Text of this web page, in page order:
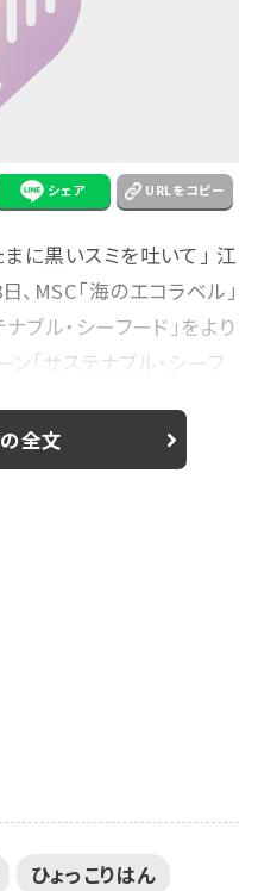
シェア URLをコピー
に黒いスミを吐いて」 江
MSC「海のエコラベル」
ブル・シーフード」をより
「サステナブル・シーフ
アンバサダーのココリ
清太朗、ゲストとして尼神
全文
ひょっこりはん